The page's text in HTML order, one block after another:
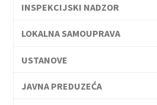
INSPEKCIJSKI NADZOR
LOKALNA SAMOUPRAVA
USTANOVE
JAVNA PREDUZEĆA